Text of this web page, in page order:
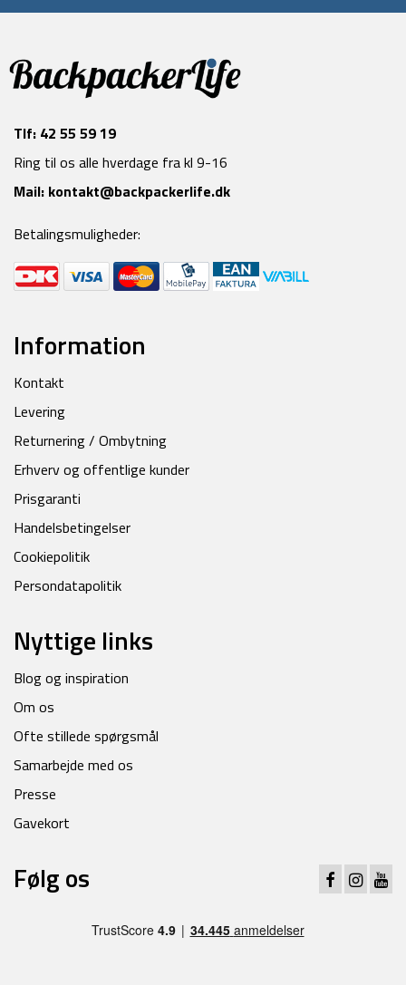
Tlf: 42 55 59 19
Ring til os alle hverdage fra kl 9-16
Mail: kontakt@backpackerlife.dk
Betalingsmuligheder:
Information
Kontakt
Levering
Returnering / Ombytning
Erhverv og offentlige kunder
Prisgaranti
Handelsbetingelser
Cookiepolitik
Persondatapolitik
Nyttige links
Blog og inspiration
Om os
Ofte stillede spørgsmål
Samarbejde med os
Presse
Gavekort
Følg os